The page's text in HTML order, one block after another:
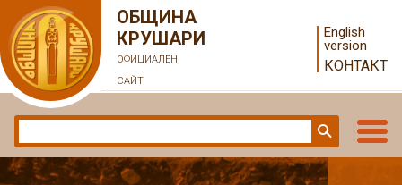
ОБЩИНА
КРУШАРИ
ОФИЦИАЛЕН
САЙТ
English
version
КОНТАКТ